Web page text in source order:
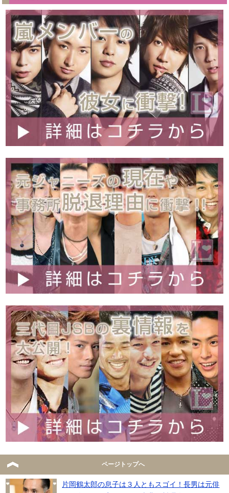
人気の記事
片岡鶴太郎の息子は３人ともスゴイ！長男は元俳
ページトップへ